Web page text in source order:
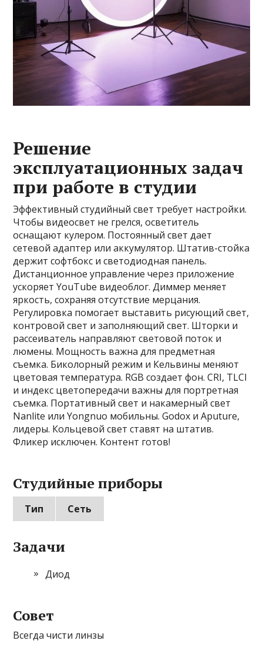
Решение
эксплуатационных задач
при работе в студии
Эффективный студийный свет требует настройки.
Чтобы видеосвет не грелся, осветитель
оснащают кулером. Постоянный свет дает
сетевой адаптер или аккумулятор. Штатив-стойка
держит софтбокс и светодиодная панель.
Дистанционное управление через приложение
ускоряет YouTube видеоблог. Диммер меняет
яркость, сохраняя отсутствие мерцания.
Регулировка помогает выставить рисующий свет,
контровой свет и заполняющий свет. Шторки и
рассеиватель направляют световой поток и
люмены. Мощность важна для предметная
съемка. Биколорный режим и Кельвины меняют
цветовая температура. RGB создает фон. CRI, TLCI
и индекс цветопередачи важны для портретная
съемка. Портативный свет и накамерный свет
Nanlite или Yongnuo мобильны. Godox и Aputure,
лидеры. Кольцевой свет ставят на штатив.
Фликер исключен. Контент готов!
Студийные приборы
Тип Сеть
Задачи
Диод
Совет
Всегда чисти линзы